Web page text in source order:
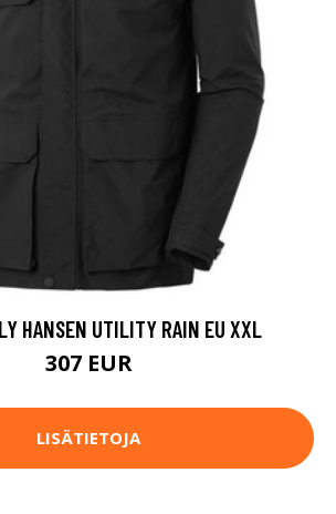
HANSEN UTILITY RAIN EU XXL
307 EUR
LISÄTIETOJA